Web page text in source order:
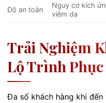
Độ an toàn
Nguy cơ kích
viêm da
Trải Nghiệm
Lộ Trình
Đa số khách hàng khi